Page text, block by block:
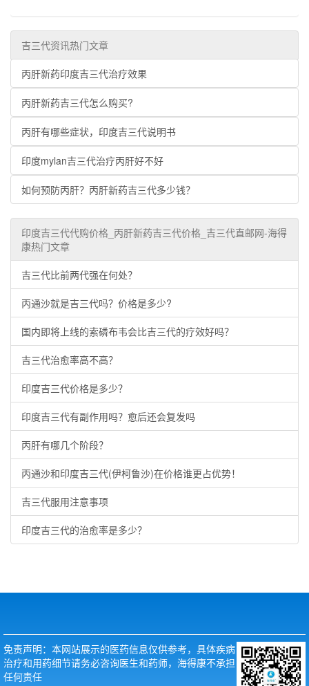
吉三代资讯热门文章
丙肝新药印度吉三代治疗效果
丙肝新药吉三代怎么购买?
丙肝有哪些症状，印度吉三代说明书
印度mylan吉三代治疗丙肝好不好
如何预防丙肝？丙肝新药吉三代多少钱？
印度吉三代代购价格_丙肝新药吉三代价格_吉三代直邮网-海得
康热门文章
吉三代比前两代强在何处？
丙通沙就是吉三代吗？价格是多少?
国内即将上线的索磷布韦会比吉三代的疗效好吗？
吉三代治愈率高不高？
印度吉三代价格是多少？
印度吉三代有副作用吗？愈后还会复发吗
丙肝有哪几个阶段？
丙通沙和印度吉三代(伊柯鲁沙)在价格谁更占优势！
吉三代服用注意事项
印度吉三代的治愈率是多少？
免责声明：本网站展示的医药信息仅供参考，具体疾病
治疗和用药细节请务必咨询医生和药师，海得康不承担
任何责任